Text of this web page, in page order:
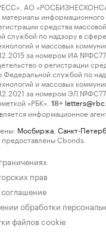
АО
информационного
средства
службой по надзору в сфере
и массовых
за номером ИА
о регистрации
службой по
и массовых
за номером ЭЛ
«РБК».
18+
информационное
Мосбиржа Санкт-
Cbonds.
прав
соглашение
обработки
файлов cookie